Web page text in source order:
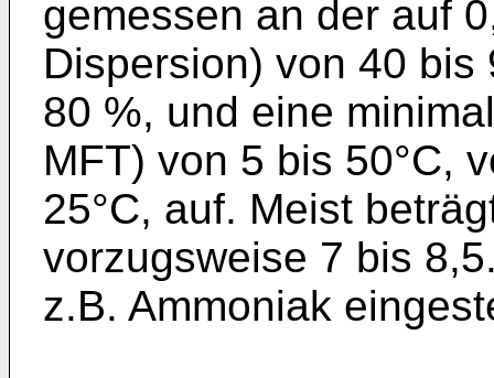
gemessen an der auf
Dispersion) von 40
80 %, und eine
MFT) von 5 bis 50°C,
25°C, auf. Meist
vorzugsweise 7 bis
z.B. Ammoniak